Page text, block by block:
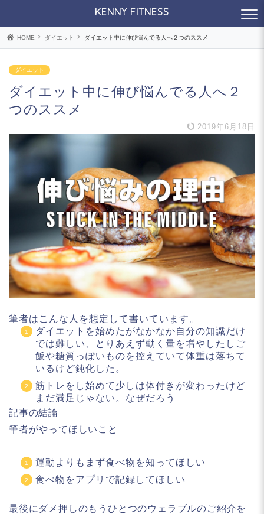
KENNY FITNESS
HOME ダイエット ダイエット中に伸び悩んでる人へ２つのススメ
ダイエット
ダイエット中に伸び悩んでる人へ２
つのススメ
2019年6月18日
筆者はこんな人を想定して書いています。
ダイエット を始めたがなかなか自分の知識だけ
では難しい、とりあえず動く量を増やしたしご
飯や糖質っぽいものを控えていて体重は落ちて
いるけど鈍化した。
筋トレ をし始めて少しは体付きが変わったけど
まだ満足じゃない。なぜだろう
記事の結論
筆者がやってほしいこと
運動よりもまず食べ物を知ってほしい
食べ物をアプリで記録してほしい
最後にダメ押しのもうひとつのウェラブルのご紹介を